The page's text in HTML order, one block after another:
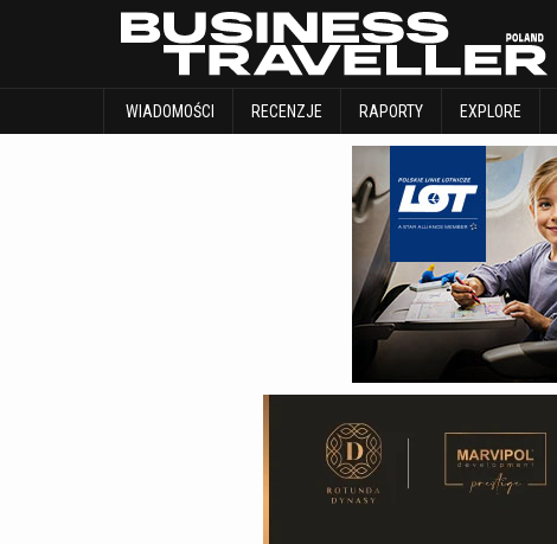
WIADOMOŚCI RECENZJE RAPORTY EXPLORE
WIADOMOŚCI RECENZJE